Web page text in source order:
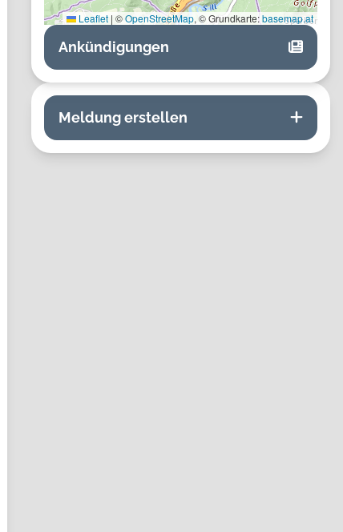
Leaflet | ©OpenStreetMap, © Grundkarte:basemap.at
Ankündigungen
Meldung erstellen